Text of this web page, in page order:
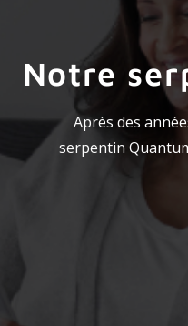
Notre
Après des
serpentin